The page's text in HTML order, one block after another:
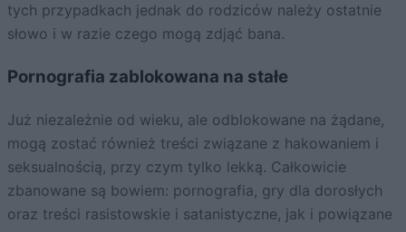
tych przypadkach jednak do rodziców należy ostatnie
słowo i w razie czego mogą zdjąć bana.
Pornografia zablokowana na stałe
Już niezależnie od wieku, ale odblokowane na żądane,
mogą zostać również treści związane z hakowaniem i
seksualnością, przy czym tylko lekką. Całkowicie
zbanowane są bowiem: pornografia, gry dla dorosłych
oraz treści rasistowskie i satanistyczne, jak i powiązane